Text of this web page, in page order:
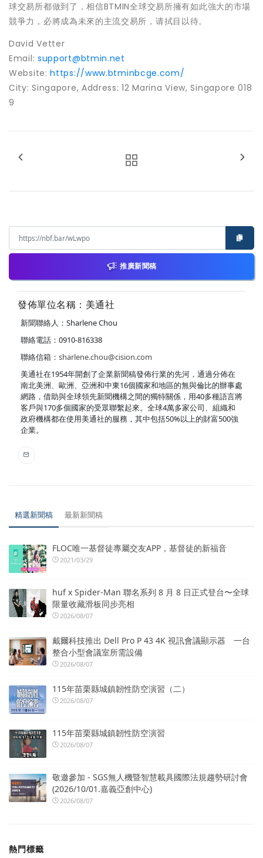
球交易所都做到了，相信BTMIN全球交易所擁有如此強大的市場
競爭力，必將成為未來的主流交易所， 请拭目以待。
David Vetter
Email: support@btmin.net
Website:https://www.btminbcge.com/
City:Singapore, Address: 12 Marina View,Singapore 018
9
推廣新聞稿
發佈單位名稱：美通社
新聞聯絡人：Sharlene Chou
聯絡電話：0910-816338
聯絡信箱： sharlene.chou@cision.com
美通社在1954年開創了企業新聞稿發佈行業的先河，通過分佈在
南北美洲、歐洲、亞洲和中東16個國家和地區的無與倫比的辦事處
網路，借助與全球領先新聞機構之間的獨特關係，用40多種語言將
客戶與170多個國家的受眾聯繫起來。全球4萬多家公司、組織和
政府機構都在使用美通社的服務，其中包括50%以上的財富500強
企業。
精選新聞稿 最新新聞稿
FLOC唯一基督徒專屬交友APP，基督徒的新福音
2021/03/29
huf x Spider-Man 聯名系列 8 月 8 日正式登台〜全球
限量收藏滑板同步亮相
2026/08/07
戴爾科技推出 Dell Pro P 43 4K 視訊會議顯示器 一台
整合小型會議室所需設備
2026/08/07
115年苗栗縣城鎮韌性防空演習（二）
2026/08/07
115年苗栗縣城鎮韌性防空演習
2026/08/07
敬邀參加 - SGS無人機暨智慧載具國際法規趨勢研討會
(2026/10/01.嘉義亞創中心)
2026/08/07
熱門標籤